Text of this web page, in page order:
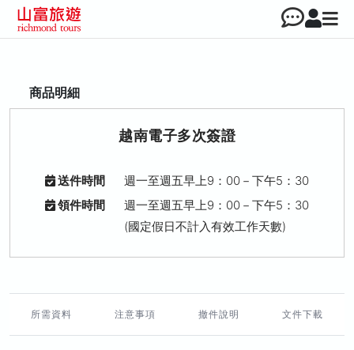
商品明細
越南電子多次簽證
送件時間
週一至週五早上9：00－下午5：30
領件時間
週一至週五早上9：00－下午5：30
(國定假日不計入有效工作天數)
所需資料 注意事項 撤件說明 文件下載